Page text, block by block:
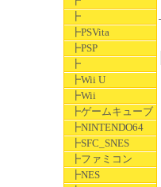
┣
┣PSVita
┣PSP
┣
┣Wii U
┣Wii
┣ゲームキューブ
┣NINTENDO64
┣SFC_SNES
┣ファミコン
┣NES